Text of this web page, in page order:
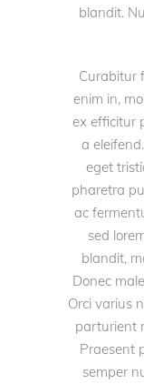
blandit.
Curabitur
enim in,
ex efficitur
a
eget
pharetra
ac
sed
blandit,
Donec
Orci varius
parturient
Praesent
semper